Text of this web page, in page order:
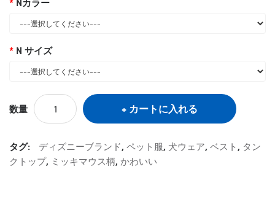
N サイズ
数量 カートに入れる
タグ: ディズニーブランド, ペット服, 犬ウェア, ベスト , タン
クトップ, ミッキマウス柄, かわいい